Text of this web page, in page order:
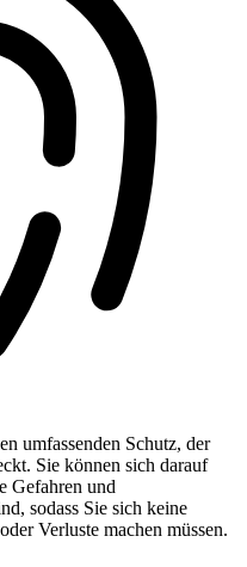
umfassenden Schutz, der
Sie können sich darauf
Gefahren und
sodass Sie sich keine
Verluste machen müssen.